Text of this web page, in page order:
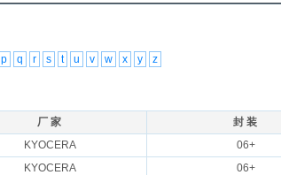
p q r s t u v w x y
z
厂 家 封 装
KYOCERA 06+
KYOCERA 06+